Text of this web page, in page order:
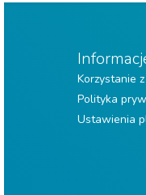
Korzystanie
Polityka
Ustawienia